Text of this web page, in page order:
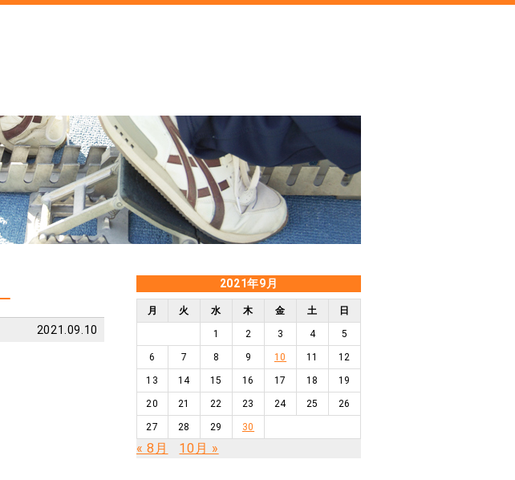
2021.09.10
2021年9月
月 火 水 木 金 土 日
1 2 3 4 5
6 7 8 9 10 11 12
13 14 15 16 17 18 19
20 21 22 23 24 25 26
27 28 29 30
« 8月 10月 »